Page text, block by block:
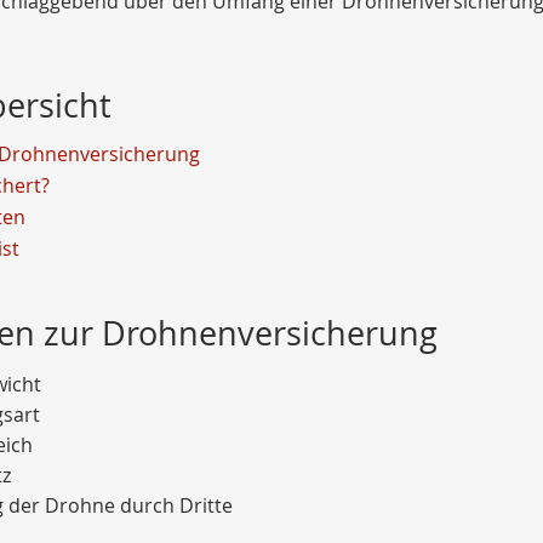
zur Drohnenversicherung
der Drohne durch Dritte